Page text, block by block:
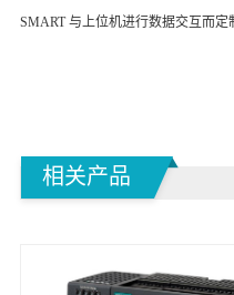
SMART 与上位机进行数据交互而定
相关产品